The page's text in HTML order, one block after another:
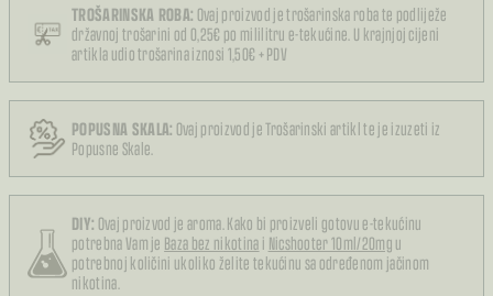
TROŠARINSKA ROBA: Ovaj proizvod je trošarinska roba te podliježe
državnoj trošarini od 0,25€ po mililitru e-tekućine. U krajnjoj cijeni
artikla udio trošarina iznosi 1,50€ + PDV
POPUSNA SKALA: Ovaj proizvod je Trošarinski artikl te je izuzeti iz
Popusne Skale.
DIY: Ovaj proizvod je aroma. Kako bi proizveli gotovu e-tekućinu
potrebna Vam je Baza bez nikotinai Nicshooter 10ml/20mgu
potrebnoj količini ukoliko želite tekućinu sa određenom jačinom
nikotina.